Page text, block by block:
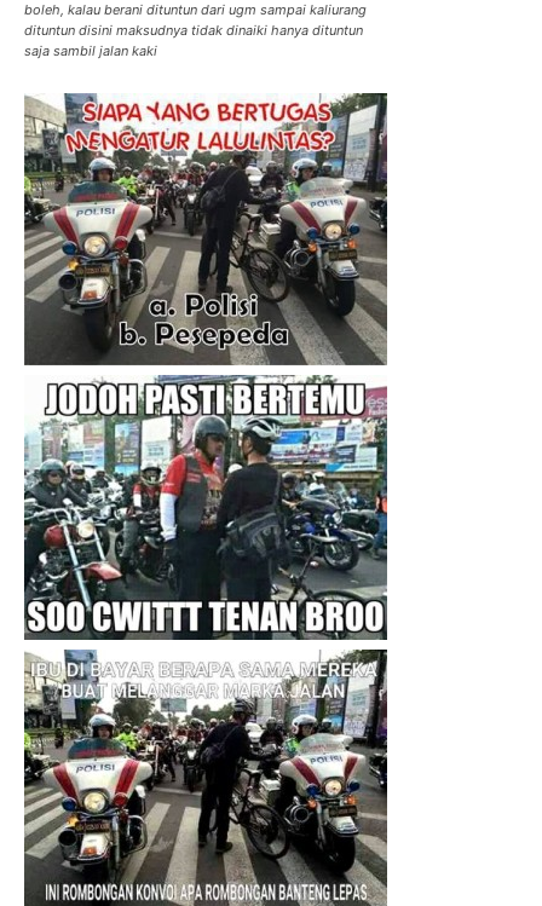
boleh, kalau berani dituntun dari ugm sampai kaliurang
dituntun disini maksudnya tidak dinaiki hanya dituntun
saja sambil jalan kaki